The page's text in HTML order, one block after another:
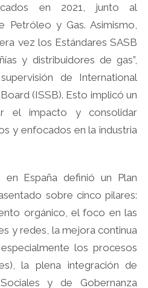
en 2021, junto al
Petróleo y Gas. Asimismo,
vez los Estándares SASB
y distribuidores de gas”,
de International
(ISSB). Esto implicó un
el impacto y consolidar
y enfocados en la industria
en España definió un Plan
sobre cinco pilares:
orgánico, el foco en las
y redes, la mejora continua
los procesos
la plena integración de
y de Gobernanza